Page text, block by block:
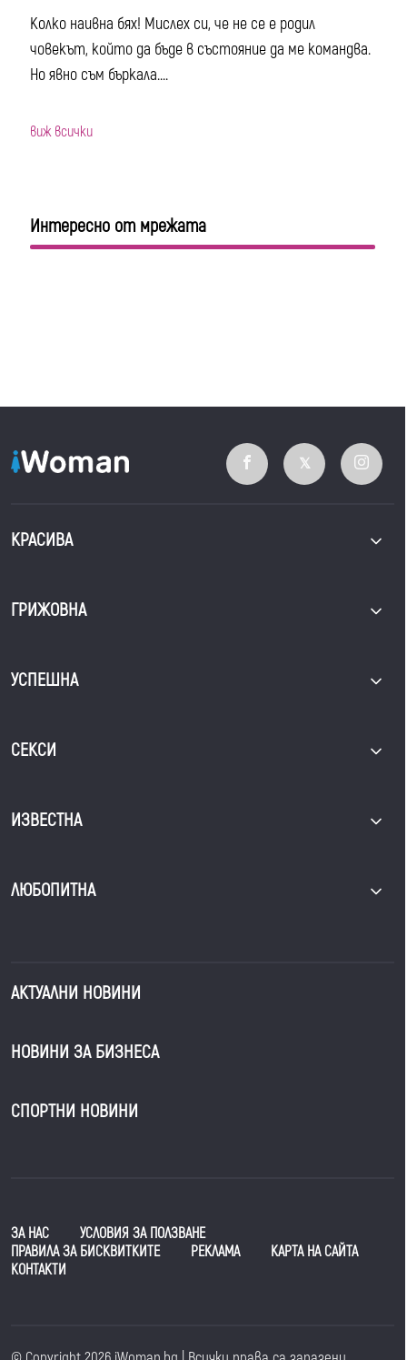
Колко наивна бях! Мислех си, че не се е родил
човекът, който да бъде в състояние да ме командва.
Но явно съм бъркала....
виж всички
Интересно от мрежата
КРАСИВА
ГРИЖОВНА
УСПЕШНА
СЕКСИ
ИЗВЕСТНА
ЛЮБОПИТНА
АКТУАЛНИ НОВИНИ
НОВИНИ ЗА БИЗНЕСА
СПОРТНИ НОВИНИ
ЗА НАС
УСЛОВИЯ ЗА ПОЛЗВАНЕ
ПРАВИЛА ЗА БИСКВИТКИТЕ
РЕКЛАМА
КАРТА НА САЙТА
КОНТАКТИ